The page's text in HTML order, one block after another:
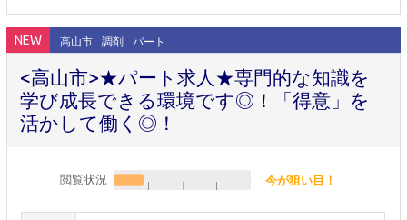
NEW 高山市 調剤 パート
<高山市>★パート求人★専門的な知識を
学び成長できる環境です◎！「得意」を
活かして働く◎！
閲覧状況 今が狙い目！